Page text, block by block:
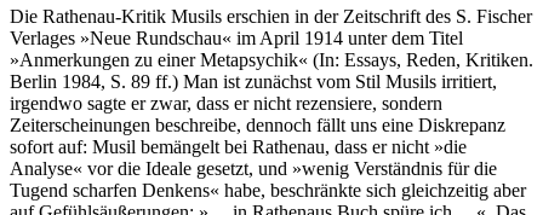
Die Rathenau-Kritik Musils erschien in der Zeitschrift des S. Fischer
Verlages »Neue Rundschau« im April 1914 unter dem Titel
»Anmerkungen zu einer Metapsychik« (In: Essays, Reden, Kritiken.
Berlin 1984, S. 89 ff.) Man ist zunächst vom Stil Musils irritiert,
irgendwo sagte er zwar, dass er nicht rezensiere, sondern
Zeiterscheinungen beschreibe, dennoch fällt uns eine Diskrepanz
sofort auf: Musil bemängelt bei Rathenau, dass er nicht »die
Analyse« vor die Ideale gesetzt, und »wenig Verständnis für die
Tugend scharfen Denkens« habe, beschränkte sich gleichzeitig aber